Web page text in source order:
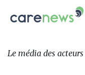
sur:
Le
des
Le média des acteurs